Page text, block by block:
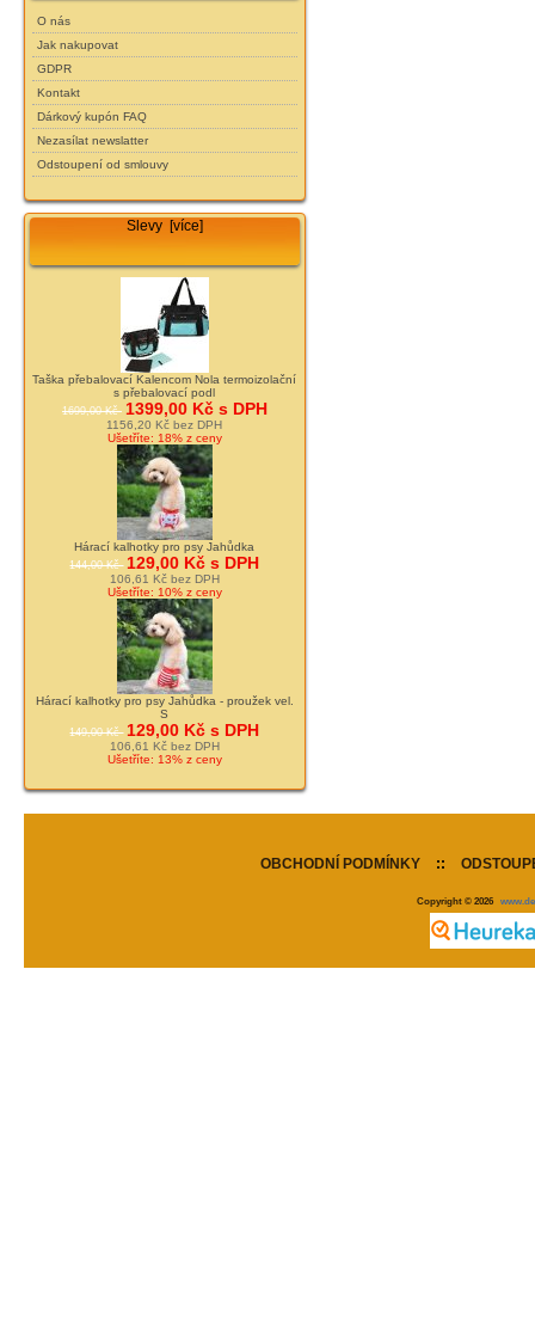
O nás
Jak nakupovat
GDPR
Kontakt
Dárkový kupón FAQ
Nezasílat newslatter
Odstoupení od smlouvy
Slevy [více]
Taška přebalovací Kalencom Nola termoizolační
s přebalovací podl
1699,00 Kč 1399,00 Kč s DPH
1156,20 Kč bez DPH
Ušetříte: 18% z ceny
Hárací kalhotky pro psy Jahůdka
144,00 Kč 129,00 Kč s DPH
106,61 Kč bez DPH
Ušetříte: 10% z ceny
Hárací kalhotky pro psy Jahůdka - proužek vel.
S
149,00 Kč 129,00 Kč s DPH
106,61 Kč bez DPH
Ušetříte: 13% z ceny
OBCHODNÍ PODMÍNKY ::
Copyright © 2026